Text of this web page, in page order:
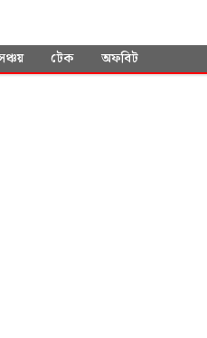
টেক অফবিট